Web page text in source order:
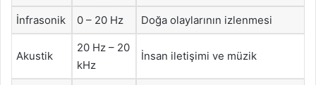
İnfrasonik 0 – 20 Hz Doğa olaylarının izlenmesi
Akustik
20 Hz – 20
kHz
İnsan iletişimi ve müzik